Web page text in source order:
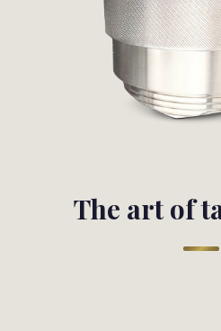
The art of